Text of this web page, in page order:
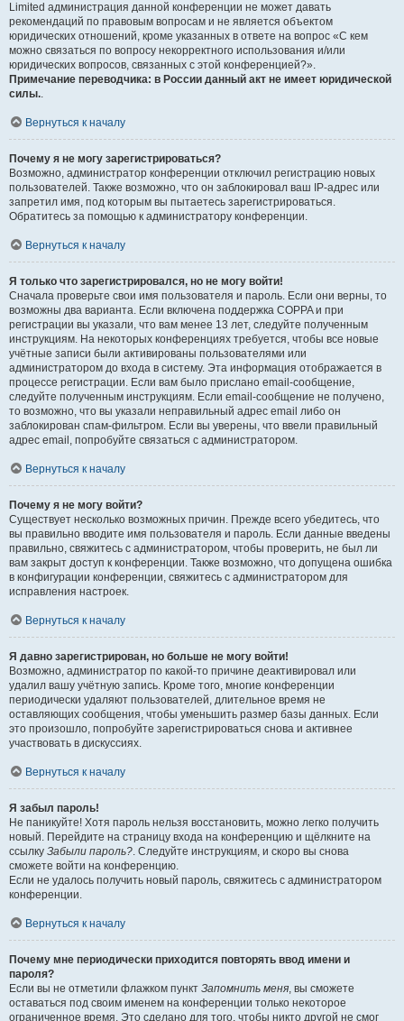
Limited администрация данной конференции не может давать
рекомендаций по правовым вопросам и не является объектом
юридических отношений, кроме указанных в ответе на вопрос «С кем
можно связаться по вопросу некорректного использования и/или
юридических вопросов, связанных с этой конференцией?».
Примечание переводчика: в России данный акт не имеет юридической
силы..
Вернуться к началу
Почему я не могу зарегистрироваться?
Возможно, администратор конференции отключил регистрацию новых
пользователей. Также возможно, что он заблокировал ваш IP-адрес или
запретил имя, под которым вы пытаетесь зарегистрироваться.
Обратитесь за помощью к администратору конференции.
Вернуться к началу
Я только что зарегистрировался, но не могу войти!
Сначала проверьте свои имя пользователя и пароль. Если они верны, то
возможны два варианта. Если включена поддержка COPPA и при
регистрации вы указали, что вам менее 13 лет, следуйте полученным
инструкциям. На некоторых конференциях требуется, чтобы все новые
учётные записи были активированы пользователями или
администратором до входа в систему. Эта информация отображается в
процессе регистрации. Если вам было прислано email-сообщение,
следуйте полученным инструкциям. Если email-сообщение не получено,
то возможно, что вы указали неправильный адрес email либо он
заблокирован спам-фильтром. Если вы уверены, что ввели правильный
адрес email, попробуйте связаться с администратором.
Вернуться к началу
Почему я не могу войти?
Существует несколько возможных причин. Прежде всего убедитесь, что
вы правильно вводите имя пользователя и пароль. Если данные введены
правильно, свяжитесь с администратором, чтобы проверить, не был ли
вам закрыт доступ к конференции. Также возможно, что допущена ошибка
в конфигурации конференции, свяжитесь с администратором для
исправления настроек.
Вернуться к началу
Я давно зарегистрирован, но больше не могу войти!
Возможно, администратор по какой-то причине деактивировал или
удалил вашу учётную запись. Кроме того, многие конференции
периодически удаляют пользователей, длительное время не
оставляющих сообщения, чтобы уменьшить размер базы данных. Если
это произошло, попробуйте зарегистрироваться снова и активнее
участвовать в дискуссиях.
Вернуться к началу
Я забыл пароль!
Не паникуйте! Хотя пароль нельзя восстановить, можно легко получить
новый. Перейдите на страницу входа на конференцию и щёлкните на
ссылку Забыли пароль?. Следуйте инструкциям, и скоро вы снова
сможете войти на конференцию.
Если не удалось получить новый пароль, свяжитесь с администратором
конференции.
Вернуться к началу
Почему мне периодически приходится повторять ввод имени и
пароля?
Если вы не отметили флажком пункт Запомнить меня, вы сможете
оставаться под своим именем на конференции только некоторое
ограниченное время. Это сделано для того, чтобы никто другой не смог